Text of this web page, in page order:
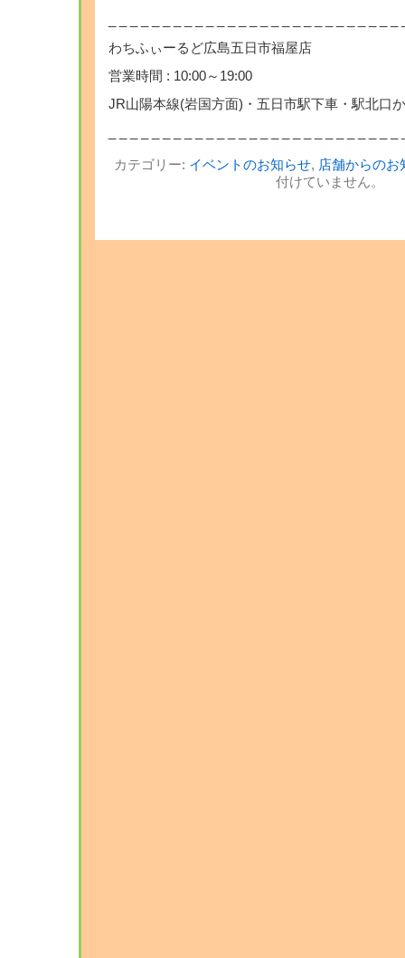
わちふぃーるど広島五日市福屋店
営業時間 : 10:00～19:00
JR山陽本線(岩国方面)・五日市駅下車・駅北口
カテゴリー: イベントのお知らせ, 店舗からのお
付けていません。